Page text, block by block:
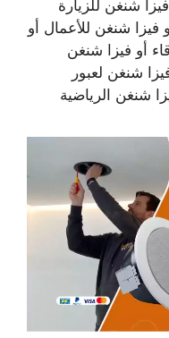
شنغن للزيارة
فيزا شنغن للأعمال أو
أو فيزا شنغن
شنغن لعبور
شنغن الرياضية